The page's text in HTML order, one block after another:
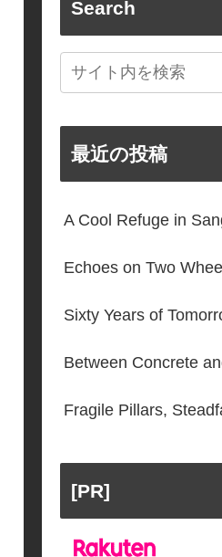
Search
最近の投稿
A Cool Refuge in
Echoes on Two
Sixty Years of
Between Concrete
Fragile Pillars,
[PR]